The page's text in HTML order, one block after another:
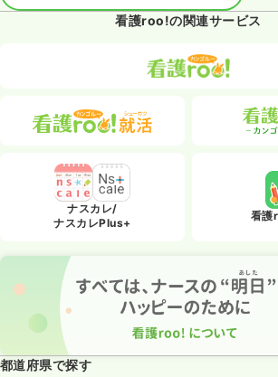
看護roo!の関連サービス
ナスカレ/
ナスカレPlus+
看護
都道府県で探す